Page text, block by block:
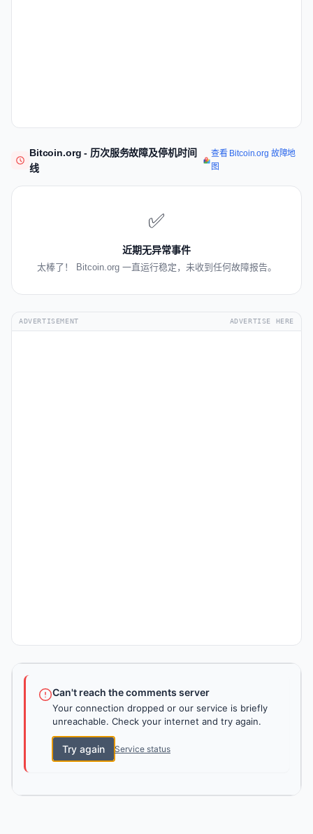
Bitcoin.org - 历次服务故障及停机时间
线
查看 Bitcoin.org 故障地
图
✅
近期无异常事件
太棒了！ Bitcoin.org 一直运行稳定，未收到任何故障报告。
ADVERTISEMENT ADVERTISE HERE
Can't reach the comments server
Your connection dropped or our service is briefly
unreachable. Check your internet and try again.
Try again Service status